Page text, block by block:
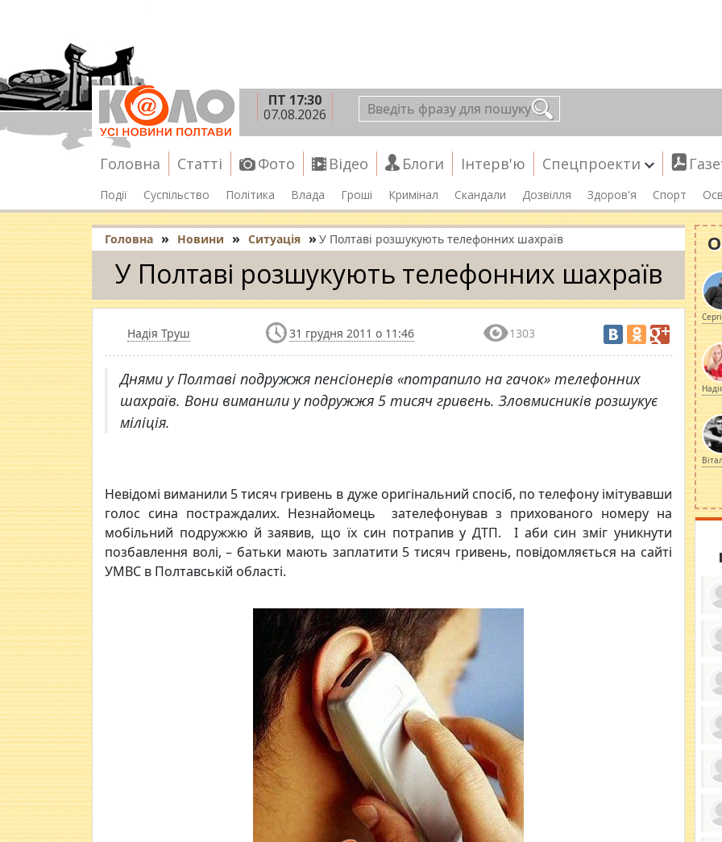
ПТ 17:30
07.08.2026
Головна Статті Фото Відео Блоги Інтерв'ю Спецпроекти
Події Суспільство Політика Влада Гроші Кримінал Скандали Дозвілля Здоров'я Спорт
Головна » Новини » Ситуація » У Полтаві розшукують телефонних шахраїв
У Полтаві розшукують телефонних шахраїв
Надія Труш 31 грудня 2011 о 11:46 1303
Днями у Полтаві подружжя пенсіонерів «потрапило на гачок» телефонних
шахраїв. Вони виманили у подружжя 5 тисяч гривень. Зловмисників розшукує
міліція.
Невідомі виманили 5 тисяч гривень в дуже оригінальний спосіб, по телефону імітувавши
голос сина постраждалих. Незнайомець зателефонував з прихованого номеру на
мобільний подружжю й заявив, що їх син потрапив у ДТП. І аби син зміг уникнути
позбавлення волі, – батьки мають заплатити 5 тисяч гривень, повідомляється на сайті
УМВС в Полтавській області.